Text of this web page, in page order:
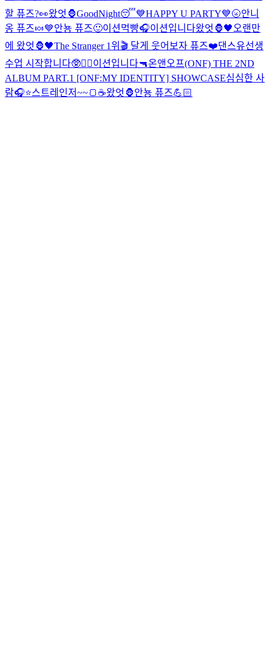
할 퓨즈?👀왔엇🦍GoodNight😴💙HAPPY U PARTY💙🌝안니
옹 퓨즈🍬💙안뇽 퓨즈🙂이션먹빵🎧이션입니다왔엇🦍🖤 오랜만
에 왔엇🦍🖤The Stranger 1위🎬 달게 웃어보자 퓨즈❤️댄스유선생
수업 시작합니다🥸❤️‍🔥이션입니다🔫온앤오프(ONF) THE 2ND
ALBUM PART.1 [ONF:MY IDENTITY] SHOWCASE심심한 사
람🎧⭐️스트레인저~~🍞☕️왔엇🦍안뇽 퓨즈💪🏻